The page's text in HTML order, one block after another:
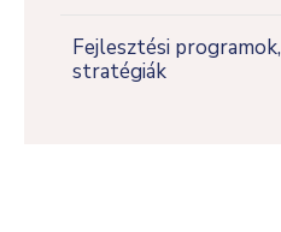
Fejlesztési programok,
stratégiák